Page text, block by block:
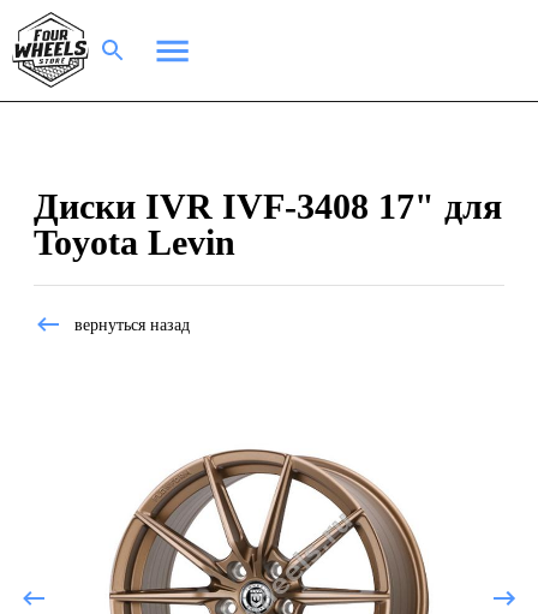
Диски IVR IVF-3408 17" для
Toyota Levin
вернуться назад